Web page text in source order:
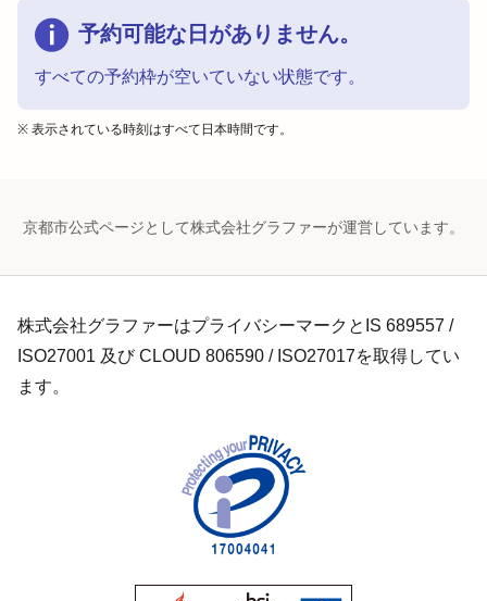
予約可能な日がありません。
すべての予約枠が空いていない状態です。
※ 表示されている時刻はすべて日本時間です。
京都市公式ページとして株式会社グラファーが運営しています。
株式会社グラファーはプライバシーマークとIS 689557 /
ISO27001 及び CLOUD 806590 / ISO27017を取得してい
ます。